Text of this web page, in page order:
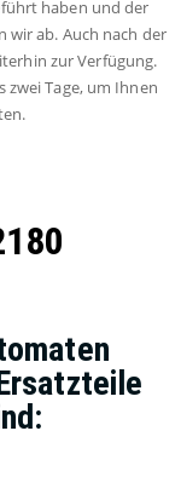
haben und der
wir ab. Auch nach der
zur Verfügung.
Tage, um Ihnen